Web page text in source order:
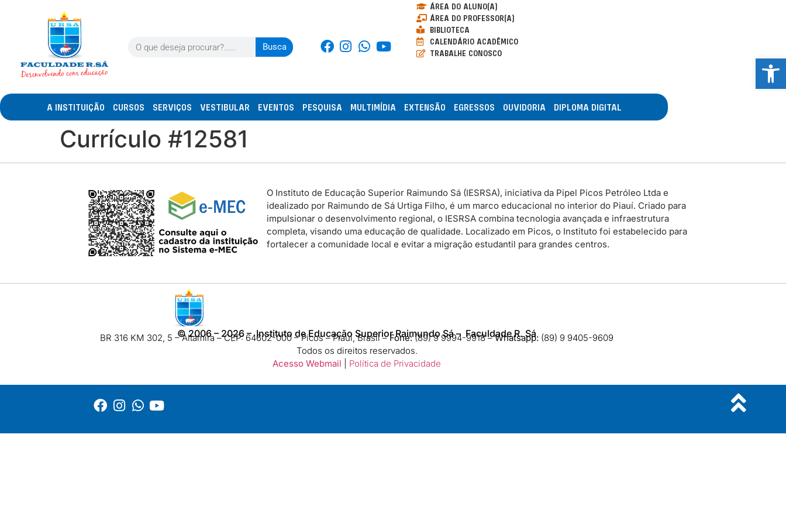
Busca
ÁREA DO ALUNO(A)
ÁREA DO PROFESSOR(A)
BIBLIOTECA
CALENDÁRIO ACADÊMICO
TRABALHE CONOSCO
A INSTITUIÇÃO CURSOS SERVIÇOS VESTIBULAR EVENTOS PESQUISA MULTIMÍDIA EXTENSÃO EGRESSOS OUVIDORIA DIPLOMA DIGITAL
Currículo #12581
O Instituto de Educação Superior Raimundo Sá (IESRSA), iniciativa da Pipel Picos Petróleo Ltda e
idealizado por Raimundo de Sá Urtiga Filho, é um marco educacional no interior do Piauí. Criado para
impulsionar o desenvolvimento regional, o IESRSA combina tecnologia avançada e infraestrutura
completa, visando uma educação de qualidade. Localizado em Picos, o Instituto foi estabelecido para
fortalecer a comunidade local e evitar a migração estudantil para grandes centros.
©2006 – 2026– Instituto de Educação Superior Raimundo Sá – Faculdade R. Sá
BR 316 KM 302, 5 – Altamira – CEP: 64602-000 – Picos – Piauí, Brasil –Fone:(89) 9 9994-9918​ –Whatsapp: (89) 9 9405-9609
Todos os direitos reservados.
Acesso Webmail
Política de Privacidade
Abrir